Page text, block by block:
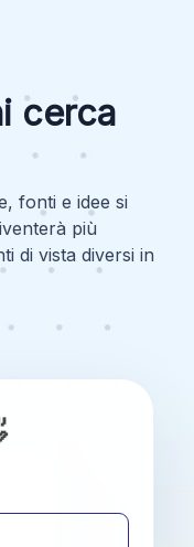
cerca
fonti e idee si
più
di vista diversi in